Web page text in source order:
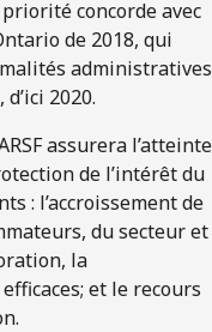
concorde avec
de 2018, qui
administratives
2020.
assurera l’atteinte
de l’intérêt du
: l’accroissement de
du secteur et
la
et le recours